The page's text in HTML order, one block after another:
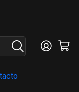
A $200.000 -